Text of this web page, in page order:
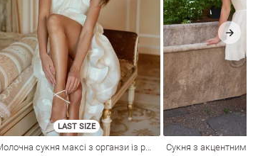
LAST SIZE
Сукня з акцентним